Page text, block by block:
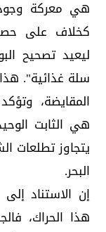
هي معركة
كخلاف على
ليعيد تصحيح
سلة غذائية".
المقايضة،
هي الثابت
يتجاوز
البحر.
إن الاستناد
هذا الحراك،